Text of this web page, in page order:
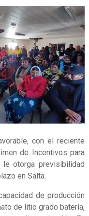
con el reciente
de Incentivos para
le otorga previsibilidad
en Salta.
de producción
de litio grado batería,